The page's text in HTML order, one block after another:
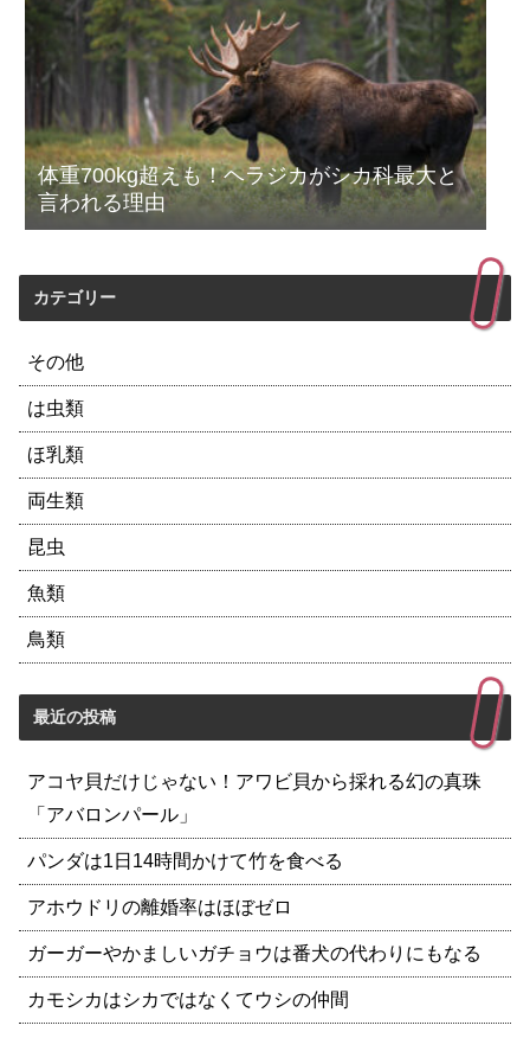
体重700kg超えも！ヘラジカがシカ科最大と
言われる理由
カテゴリー
その他
は虫類
ほ乳類
両生類
昆虫
魚類
鳥類
最近の投稿
アコヤ貝だけじゃない！アワビ貝から採れる幻の真珠
「アバロンパール」
パンダは1日14時間かけて竹を食べる
アホウドリの離婚率はほぼゼロ
ガーガーやかましいガチョウは番犬の代わりにもなる
カモシカはシカではなくてウシの仲間